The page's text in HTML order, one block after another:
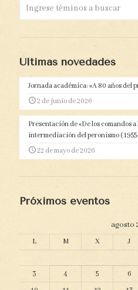
Últimas novedades
Jornada académica: «A 80 años del
2 de junio de 2026
Presentación de «De los comandos
intermediación del peronismo
22 de mayo de 2026
Próximos eventos
agosto
L M X J
3
4 5 6